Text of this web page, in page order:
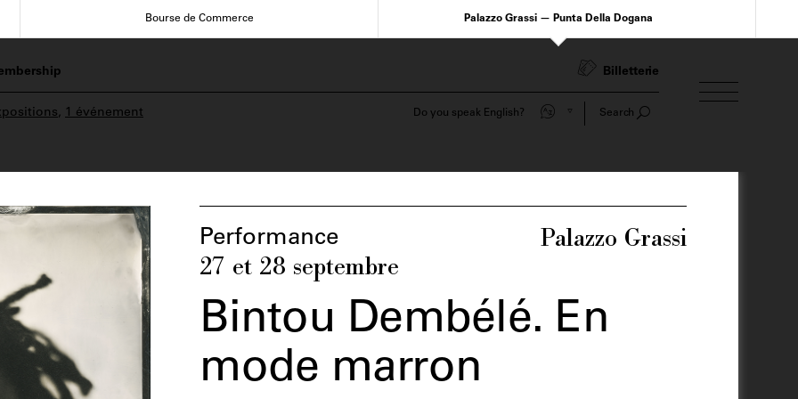
Bourse de Commerce Palazzo Grassi — Punta Della Dogana
Billetterie
, 1 événement Do you speak English? Search
Performance
27 et 28 septembre
Palazzo Grassi
Bintou Dembélé. En
mode marron